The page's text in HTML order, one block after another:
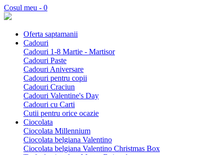
Cosul meu - 0
Oferta saptamanii
Cadouri
Cadouri 1-8 Martie - Martisor
Cadouri Paste
Cadouri Aniversare
Cadouri pentru copii
Cadouri Craciun
Cadouri Valentine's Day
Cadouri cu Carti
Cutii pentru orice ocazie
Ciocolata
Ciocolata Millennium
Ciocolata belgiana Valentino
Ciocolata belgiana Valentino Christmas Box